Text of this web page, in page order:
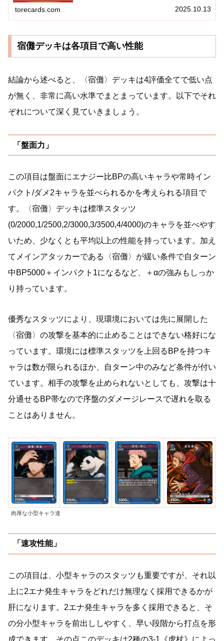
torecards.com 2025.10.13
宿儺デッキは各項目で高い性能
結論から述べると、〈宿儺〉デッキは4評価全てで低い点
が無く、非常に高い水準でまとまっています。以下でそれ
ぞれについて深く見ていきましょう。
「盤面力」
この項目は盤面にエナジー比BPの高いキャラや常時イン
パクト/ダメ2キャラを並べられるかを考えられる項目で
す。〈宿儺〉デッキは標準スタッツ
(0/2000,1/2500,2/3000,3/3500,4/4000)のキャラを並べやす
いため、少なくとも平均以上の性能を持っています。加え
てメインアタッカーである〈宿儺〉が緩い条件で自ターン
中BP5000＋インパクト1になるなど、＋αの強みもしっか
り持っています。
優秀なスタッツにより、現環境においては先に展開した
〈宿儺〉の攻撃を基本的に止めることはできない格好にな
っています。環境には標準スタッツを上回るBPを持つキ
ャラは数が限られるほか、自ターン中のみなど条件が付い
ています。相手の攻撃を止められないとしても、攻撃は十
分通せるBP帯なので序盤のダメージレースで遅れを取る
ことはありません。
肉厚な小型キャラ達
「速攻性能」
この項目は、小型キャラのスタッツも重要ですが、それ以
上に2エナ発生キャラをどれだけ無理なく採用できるかが
肝になります。2エナ発生キャラを多く採用できると、そ
の分小型キャラを前出ししやすく、早い段階から打点を形
成できます。その点このデッキは2種の3-1《虎杖》によっ